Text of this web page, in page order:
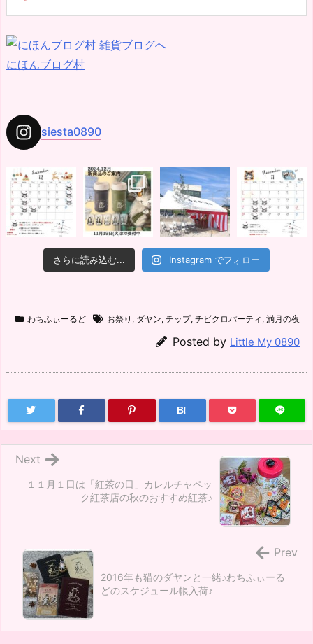
にほんブログ村
siesta0890
さらに読み込む... Instagram でフォロー
わちふぃーるど お祭り , ダヤン, チップ, チビクロパーティ , 満月の夜
Posted by Little My 0890
B!
１１月１日は「紅茶の日」カレルチャペッ
ク紅茶店の秋のおすすめ紅茶♪
Next
2016年も猫のダヤンと一緒♪わちふぃーる
どのスケジュール帳入荷♪
Prev